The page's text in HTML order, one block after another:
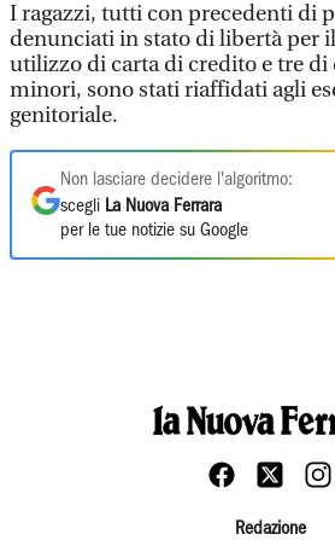
I ragazzi, tutti con precedenti di
denunciati in stato di libertà per
utilizzo di carta di credito e tre di
minori, sono stati riaffidati agli
genitoriale.
Non lasciare decidere l'algoritmo:
scegli La Nuova Ferrara
per le tue notizie su Google
Redazione